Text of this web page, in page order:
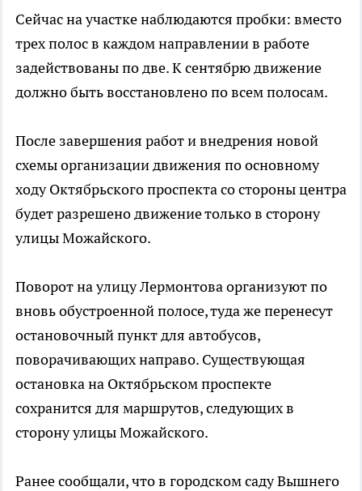
Сейчас на участке наблюдаются пробки: вместо
трех полос в каждом направлении в работе
задействованы по две. К сентябрю движение
должно быть восстановлено по всем полосам.
После завершения работ и внедрения новой
схемы организации движения по основному
ходу Октябрьского проспекта со стороны центра
будет разрешено движение только в сторону
улицы Можайского.
Поворот на улицу Лермонтова организуют по
вновь обустроенной полосе, туда же перенесут
остановочный пункт для автобусов,
поворачивающих направо. Существующая
остановка на Октябрьском проспекте
сохранится для маршрутов, следующих в
сторону улицы Можайского.
Ранее сообщали, что в городском саду Вышнего